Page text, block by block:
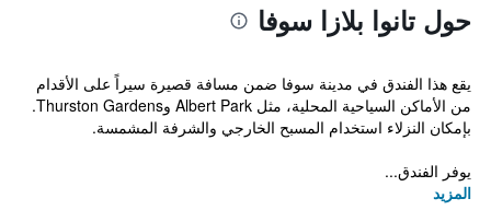
حول تانوا بلازا سوفا
يقع هذا الفندق في مدينة سوفا ضمن مسافة قصيرة سيراً على الأقدام
من الأماكن السياحية المحلية، مثل Albert Park وThurston Gardens.
بإمكان النزلاء استخدام المسبح الخارجي والشرفة المشمسة.
يوفر الفندق...
المزيد